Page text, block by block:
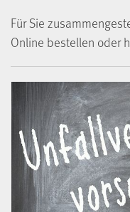
Für Sie
Online bestellen oder